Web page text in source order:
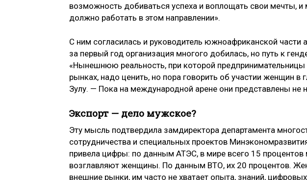
возможность добиваться успеха и воплощать свои мечты,
должно работать в этом направлении».
С ним согласилась и руководитель южноафриканской части
за первый год организация многого добилась, но путь к
«Нынешнюю реальность, при которой предпринимательницы
рынках, надо ценить, но пора говорить об участии женщин в
Зулу. — Пока на международной арене они представлены не
Экспорт — дело мужское?
Эту мысль подтвердила замдиректора департамента
сотрудничества и специальных проектов
привела цифры: по данным АТЭС, в мире всего 15
возглавляют женщины. По данным ВТО, их 20 процентов.
внешние рынки, им часто не хватает опыта, знаний,